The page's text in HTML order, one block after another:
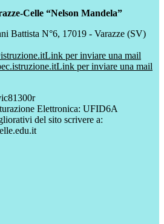
Celle “Nelson Mandela”
Battista N°6, 17019 - Varazze (SV)
Link per inviare una mail
Link per inviare una mail
Elettronica: UFID6A
del sito scrivere a: